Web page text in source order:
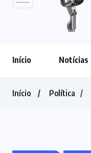
Início Notícias
Início Política